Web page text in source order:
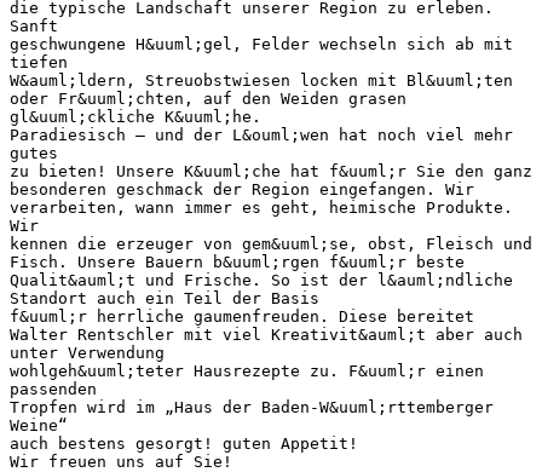
die typische Landschaft unserer Region zu erleben.
Sanft
geschwungene H&uuml;gel, Felder wechseln sich ab mit
tiefen
W&auml;ldern, Streuobstwiesen locken mit Bl&uuml;ten
oder Fr&uuml;chten, auf den Weiden grasen
gl&uuml;ckliche K&uuml;he.
Paradiesisch – und der L&ouml;wen hat noch viel mehr
gutes
zu bieten! Unsere K&uuml;che hat f&uuml;r Sie den ganz
besonderen geschmack der Region eingefangen. Wir
verarbeiten, wann immer es geht, heimische Produkte.
Wir
kennen die erzeuger von gem&uuml;se, obst, Fleisch und
Fisch. Unsere Bauern b&uuml;rgen f&uuml;r beste
Qualit&auml;t und Frische. So ist der l&auml;ndliche
Standort auch ein Teil der Basis
f&uuml;r herrliche gaumenfreuden. Diese bereitet
Walter Rentschler mit viel Kreativit&auml;t aber auch
unter Verwendung
wohlgeh&uuml;teter Hausrezepte zu. F&uuml;r einen
passenden
Tropfen wird im „Haus der Baden-W&uuml;rttemberger
Weine“
auch bestens gesorgt! guten Appetit!
Wir freuen uns auf Sie!